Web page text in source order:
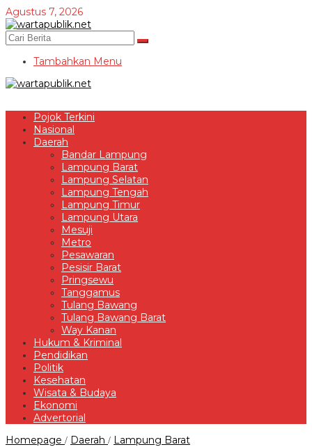
Lewati
ke
konten
Agustus 7, 2026
Tambahkan Menu
Pojok Terkini
Nasional
Daerah
Bandar Lampung
Lampung Barat
Lampung Selatan
Lampung Tengah
Lampung Timur
Lampung Utara
Mesuji
Metro
Pesawaran
Pesisir Barat
Pringsewu
Tanggamus
Tulang Bawang
Tulang Bawang Barat
Way Kanan
Hukum & Kriminal
Pendidikan
Politik
Kesehatan
Wisata & Budaya
Ekonomi
Advertorial
Homepage / Daerah / Lampung BaratSDN